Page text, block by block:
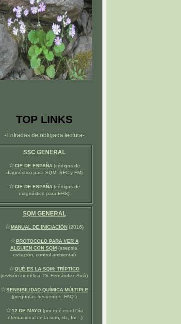
TOP LINKS
-Entradas de obligada lectura-
SSC GENERAL
☆CIE DE ESPAÑA(códigos de
diagnóstico para SQM, SFC y FM)
☆CIE DE ESPAÑA(códigos de
diagnóstico para EHS)
SQM GENERAL
☆MANUAL DE INICIACIÓN (2016)
☆PROTOCOLO PARA VER A
ALGUIEN CON SQM(asepsia,
evitación, control ambiental)
☆QUÉ ES LA SQM: TRÍPTICO
(revisión científica: Dr. Fernández-Solà)
☆SENSIBILIDAD QUÍMICA MÚLTIPLE
(preguntas frecuentes -FAQ-)
☆12 DE MAYO(por qué es el Día
Internacional de la sqm, sfc, fm…)